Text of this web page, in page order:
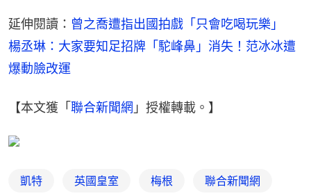
延伸閱讀： 曾之喬遭指出國拍戲「只會吃喝玩樂」
楊丞琳：大家要知足招牌「駝峰鼻」消失！范冰冰遭
爆動臉改運​
【本文獲「聯合新聞網 」授權轉載。】
凱特 英國皇室 梅根 聯合新聞網